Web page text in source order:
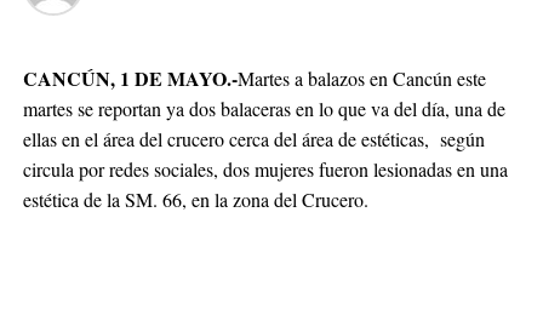
CANCÚN, 1 DE MAYO.-Martes a balazos en Cancún este
martes se reportan ya dos balaceras en lo que va del día, una de
ellas en el área del crucero cerca del área de estéticas, según
circula por redes sociales, dos mujeres fueron lesionadas en una
estética de la SM. 66, en la zona del Crucero.